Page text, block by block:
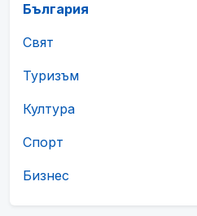
България
Свят
Туризъм
Култура
Спорт
Бизнес